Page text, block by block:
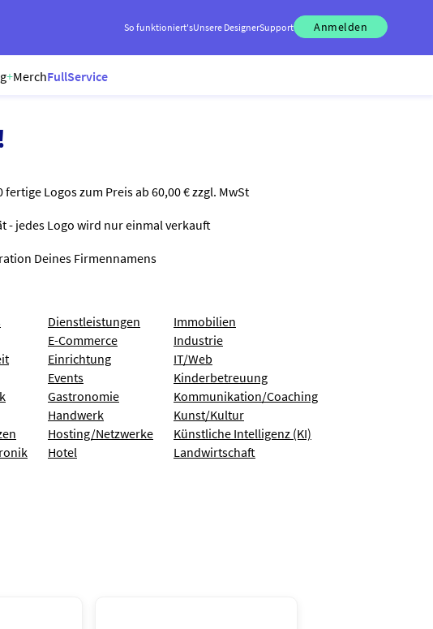
So funktioniert'sUnsere DesignerSupport Anmelden
+MerchFullService
fertige Logos zum Preis ab 60,00 € zzgl. MwSt
- jedes Logo wird nur einmal verkauft
Deines Firmennamens
Dienstleistungen
E-Commerce
Einrichtung
Events
Gastronomie
Handwerk
Hosting/Netzwerke
Hotel
Immobilien
Industrie
IT/Web
Kinderbetreuung
Kommunikation/Coaching
Kunst/Kultur
Künstliche Intelligenz (KI)
Landwirtschaft